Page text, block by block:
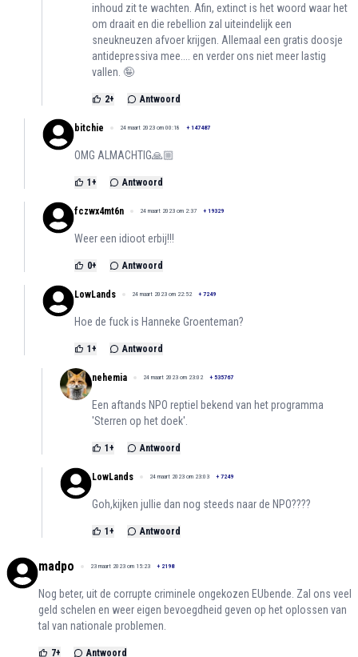
inhoud zit te wachten. Afin, extinct is het woord waar het
om draait en die rebellion zal uiteindelijk een
sneukneuzen afvoer krijgen. Allemaal een gratis doosje
antidepressiva mee.... en verder ons niet meer lastig
vallen. 🤪
2+ Antwoord
bitchie 24 maart 2023 om 00:18 + 147487
OMG ALMACHTIG🙏🏼
1 + Antwoord
fczwx4mt6n 24 maart 2023 om 2:37 + 19329
Weer een idioot erbij!!!
0+ Antwoord
LowLands 24 maart 2023 om 22:52 + 7249
Hoe de fuck is Hanneke Groenteman?
1 + Antwoord
nehemia 24 maart 2023 om 23:02 + 535767
Een aftands NPO reptiel bekend van het programma
'Sterren op het doek'.
1 + Antwoord
LowLands 24 maart 2023 om 23:03 + 7249
Goh,kijken jullie dan nog steeds naar de NPO????
1 + Antwoord
madpo 23 maart 2023 om 15:23 + 2198
Nog beter, uit de corrupte criminele ongekozen EUbende. Zal ons veel
geld schelen en weer eigen bevoegdheid geven op het oplossen van
tal van nationale problemen.
7+ Antwoord